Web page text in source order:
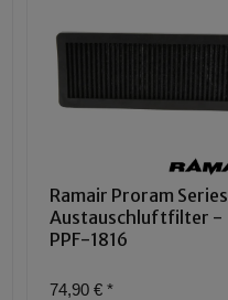
Ramair Proram Series
Austauschluftfilter -
PPF-1816
74,90 € *